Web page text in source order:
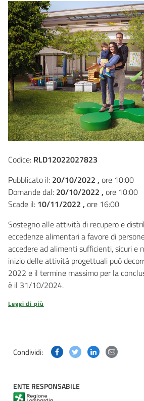
Codice: RLD12022027823
Pubblicato il: 20/10/2022 , ore 10:00
Domande dal: 20/10/2022 , ore 10:00
Scade il: 10/11/2022 , ore 16:00
Sostegno alle attività di recupero e
eccedenze alimentari a favore di
accedere ad alimenti sufficienti, sicuri e
inizio delle attività progettuali può
2022 e il termine massimo per la
è il 31/10/2024.
Leggi di più
Condividi: Condividi questa
Condividi questa
Condividi
ENTE RESPONSABILE